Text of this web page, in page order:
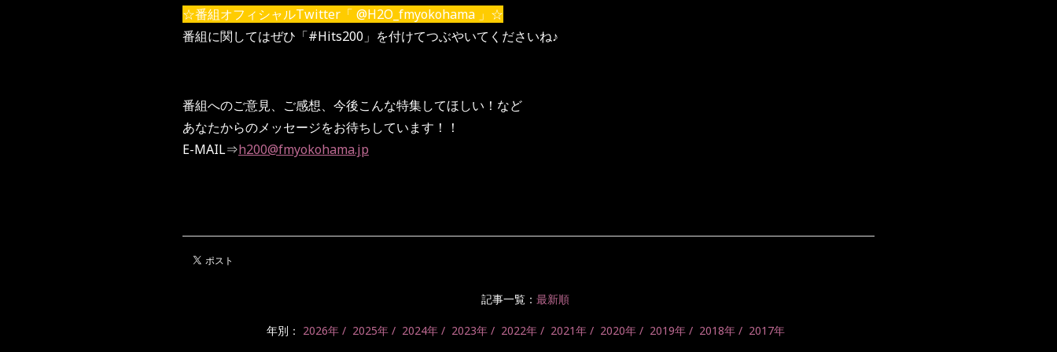
☆番組オフィシャルTwitter「 @H2O_fmyokohama 」☆
番組に関してはぜひ「#Hits200」を付けてつぶやいてくださいね♪
番組へのご意見、ご感想、今後こんな特集してほしい！など
あなたからのメッセージをお待ちしています！！
E-MAIL⇒h200@fmyokohama.jp
記事一覧： 最新順
年別： 2026年 2025年 2024年 2023年 2022年 2021年 2020年 2019年 2018年 2017年